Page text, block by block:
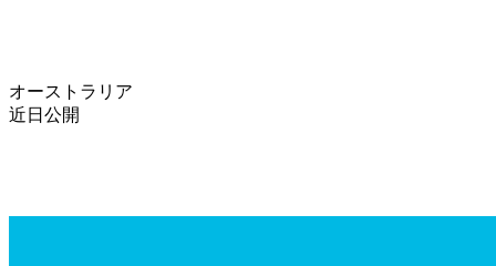
オーストラリア
近日公開